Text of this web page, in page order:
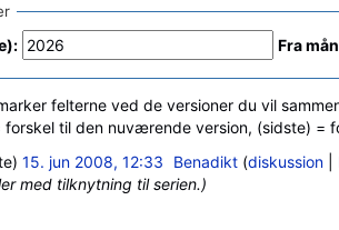
Fra
felterne ved de versioner du vil
forskel til den nuværende version, (sidste) =
15. jun 2008, 12:33 Benadikt (diskussion
med tilknytning til serien.)